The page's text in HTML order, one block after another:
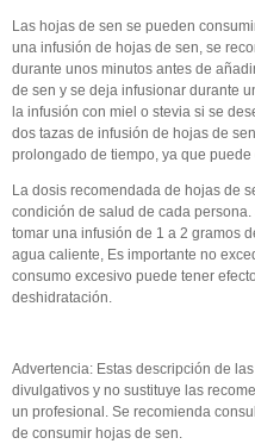
Las hojas de sen se pueden
una infusión de hojas de sen, se
durante unos minutos antes de
de sen y se deja infusionar durante
la infusión con miel o stevia si se
dos tazas de infusión de hojas de
prolongado de tiempo, ya que
La dosis recomendada de hojas de
condición de salud de cada
tomar una infusión de 1 a 2 gramos
agua caliente, Es importante no
consumo excesivo puede tener
deshidratación.
Advertencia: Estas descripción de
divulgativos y no sustituye las
un profesional. Se recomienda
de consumir hojas de sen.